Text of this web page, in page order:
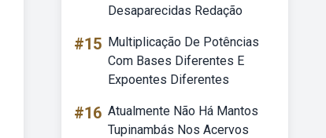
Desaparecidas Redação
#15 Multiplicação De Potências
Com Bases Diferentes E
Expoentes Diferentes
#16 Atualmente Não Há Mantos
Tupinambás Nos Acervos